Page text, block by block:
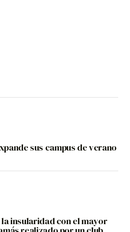
sus campus de verano
la insularidad con el mayor